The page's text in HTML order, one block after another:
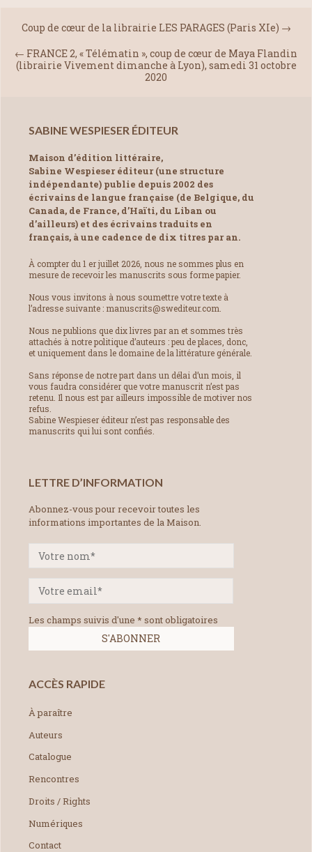
Coup de cœur de la librairie LES PARAGES (Paris XIe) →
← FRANCE 2, « Télématin », coup de cœur de Maya Flandin
(librairie Vivement dimanche à Lyon), samedi 31 octobre
2020
SABINE WESPIESER ÉDITEUR
Maison d’édition littéraire,
Sabine Wespieser éditeur (une structure
indépendante) publie depuis 2002 des
écrivains de langue française (de Belgique, du
Canada, de France, d’Haïti, du Liban ou
d’ailleurs) et des écrivains traduits en
français, à une cadence de dix titres par an.
À compter du 1 er juillet 2026, nous ne sommes plus en
mesure de recevoir les manuscrits sous forme papier.
Nous vous invitons à nous soumettre votre texte à
l’adresse suivante : manuscrits@swediteur.com.
Nous ne publions que dix livres par an et sommes très
attachés à notre politique d’auteurs : peu de places, donc,
et uniquement dans le domaine de la littérature générale.
Sans réponse de notre part dans un délai d’un mois, il
vous faudra considérer que votre manuscrit n’est pas
retenu. Il nous est par ailleurs impossible de motiver nos
refus.
Sabine Wespieser éditeur n’est pas responsable des
manuscrits qui lui sont confiés.
LETTRE D’INFORMATION
Abonnez-vous pour recevoir toutes les
informations importantes de la Maison.
Les champs suivis d'une * sont obligatoires
ACCÈS RAPIDE
À paraître
Auteurs
Catalogue
Rencontres
Droits / Rights
Numériques
Contact